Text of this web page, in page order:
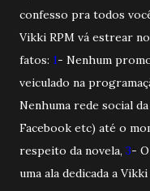
confesso pra todos
Vikki RPM vá estrear
fatos: 1- Nenhum
veiculado na
Nenhuma rede social
Facebook etc) até o
respeito da novela, 3-
uma ala dedicada a Vikki